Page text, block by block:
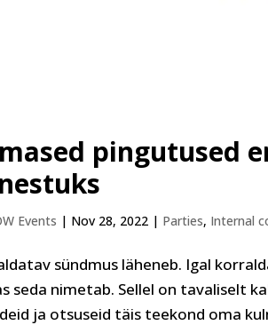
pingutused
Events | Nov 28, 2022 | Parties, Internal
sündmus läheneb. Igal
seda nimetab. Sellel on tavaliselt
ja otsuseid täis teekond oma